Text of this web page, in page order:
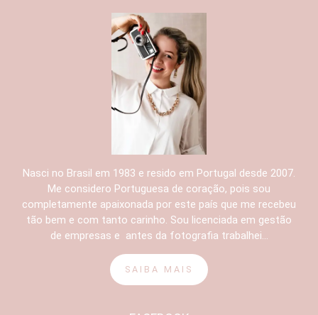
Nasci no Brasil em 1983 e resido em Portugal desde 2007.
Me considero Portuguesa de coração, pois sou
completamente apaixonada por este país que me recebeu
tão bem e com tanto carinho. Sou licenciada em gestão
de empresas e antes da fotografia trabalhei...
SAIBA MAIS